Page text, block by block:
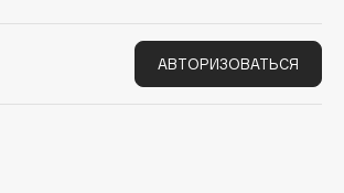
АВТОРИЗОВАТЬСЯ